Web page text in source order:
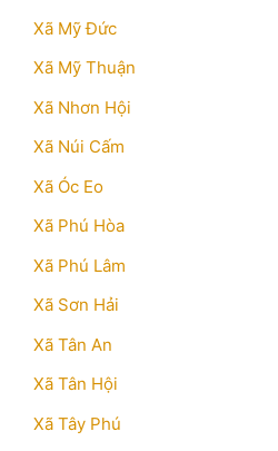
Xã Mỹ Đức
Xã Mỹ Thuận
Xã Nhơn Hội
Xã Núi Cấm
Xã Óc Eo
Xã Phú Hòa
Xã Phú Lâm
Xã Sơn Hải
Xã Tân An
Xã Tân Hội
Xã Tây Phú